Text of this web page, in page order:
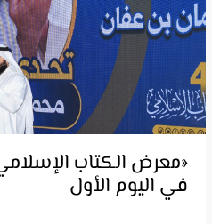
«معرض الكتاب
في اليوم الأول